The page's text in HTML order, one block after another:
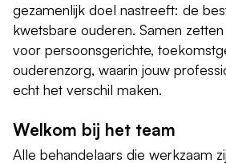
gezamenlijk doel nastreeft: de
kwetsbare ouderen. Samen
voor persoonsgerichte,
ouderenzorg, waarin jouw
echt het verschil maken.
Welkom bij het team
Alle behandelaars die werkzaam